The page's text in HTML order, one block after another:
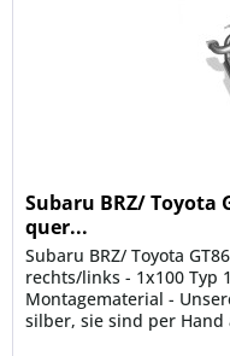
Subaru BRZ/ Toyota
quer...
Subaru BRZ/ Toyota
rechts/links - 1x100 Typ
Montagematerial -
silber, sie sind per